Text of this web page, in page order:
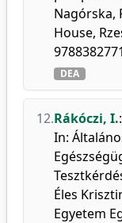
Nagórska,
House,
DEA
12.Rákóczi, I.:
In:
Éles
Egyetem